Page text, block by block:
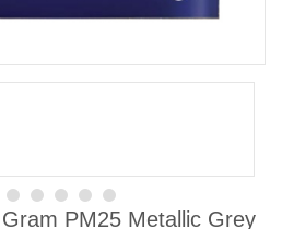
PM25 Metallic Grey